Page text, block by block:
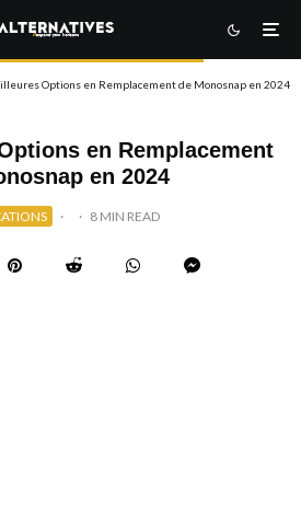
Options en Remplacement de Monosnap en 2024
en Remplacement
en 2024
· · 8 MIN READ